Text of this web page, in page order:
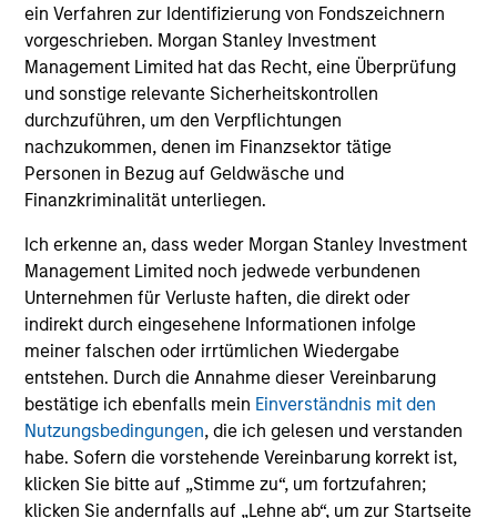
ein Verfahren zur Identifizierung von Fondszeichnern
vorgeschrieben. Morgan Stanley Investment
Management Limited hat das Recht, eine Überprüfung
und sonstige relevante Sicherheitskontrollen
durchzuführen, um den Verpflichtungen
nachzukommen, denen im Finanzsektor tätige
Personen in Bezug auf Geldwäsche und
Finanzkriminalität unterliegen.
Ich erkenne an, dass weder Morgan Stanley Investment
Management Limited noch jedwede verbundenen
Unternehmen für Verluste haften, die direkt oder
indirekt durch eingesehene Informationen infolge
meiner falschen oder irrtümlichen Wiedergabe
entstehen. Durch die Annahme dieser Vereinbarung
bestätige ich ebenfalls mein Einverständnis mit den
Nutzungsbedingungen, die ich gelesen und verstanden
habe. Sofern die vorstehende Vereinbarung korrekt ist,
klicken Sie bitte auf „Stimme zu“, um fortzufahren;
klicken Sie andernfalls auf „Lehne ab“, um zur Startseite